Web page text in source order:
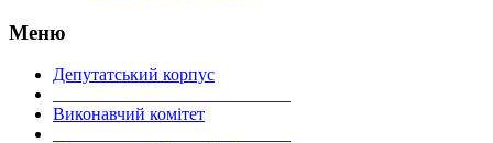
Меню
Депутатський корпус
Виконавчий комітет